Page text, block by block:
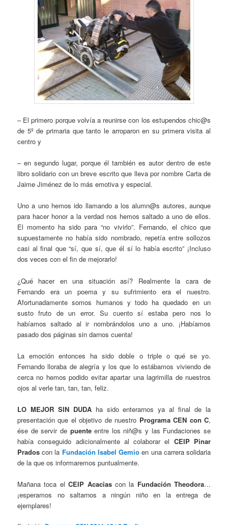
– El primero porque volvía a reunirse con los estupendos chic@s
de 5º de primaria que tanto le arroparon en su primera visita al
centro y
– en segundo lugar, porque él también es autor dentro de este
libro solidario con un breve escrito que lleva por nombre Carta de
Jaime Jiménez de lo más emotiva y especial.
Uno a uno hemos ido llamando a los alumn@s autores, aunque
para hacer honor a la verdad nos hemos saltado a uno de ellos.
El momento ha sido para “no vivirlo”. Fernando, el chico que
supuestamente no había sido nombrado, repetía entre sollozos
casi al final que “sí, que sí, que él sí lo había escrito” ¡Incluso
dos veces con el fin de mejorarlo!
¿Qué hacer en una situación así? Realmente la cara de
Fernando era un poema y su sufrimiento era el nuestro.
Afortunadamente somos humanos y todo ha quedado en un
susto fruto de un error. Su cuento sí estaba pero nos lo
habíamos saltado al ir nombrándolos uno a uno. ¡Habíamos
pasado dos páginas sin darnos cuenta!
La emoción entonces ha sido doble o triple o qué se yo.
Fernando lloraba de alegría y los que lo estábamos viviendo de
cerca no hemos podido evitar apartar una lagrimilla de nuestros
ojos al verle tan, tan, tan, feliz.
LO MEJOR SIN DUDAha sido enterarnos ya al final de la
presentación que el objetivo de nuestro Programa CEN con C,
ése de servir de puenteentre los niñ@s y las Fundaciones se
había conseguido adicionalmente al colaborar el CEIP Pinar
Prados con la Fundación Isabel Gemio en una carrera solidaria
de la que os informaremos puntualmente.
Mañana toca el CEIP Acaciascon la Fundación Theodora…
¡esperamos no saltarnos a ningún niño en la entrega de
ejemplares!